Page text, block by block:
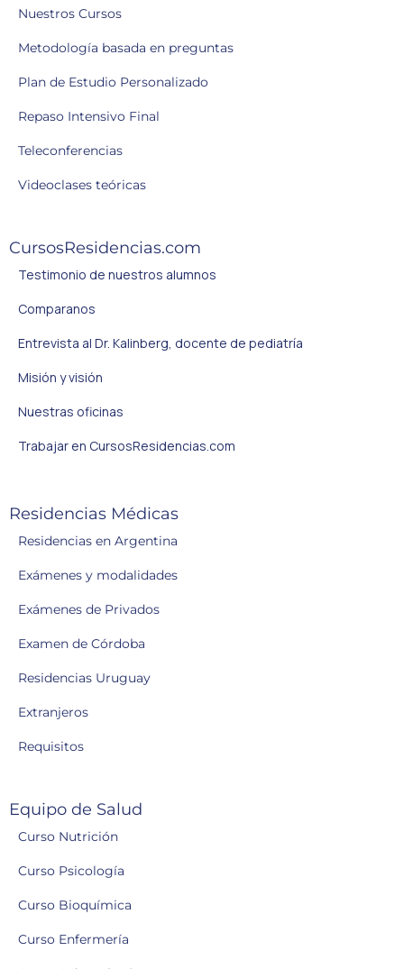
Nuestros Cursos
Metodología basada en preguntas
Plan de Estudio Personalizado
Repaso Intensivo Final
Teleconferencias
Videoclases teóricas
CursosResidencias.com
Testimonio de nuestros alumnos
Comparanos
Entrevista al Dr. Kalinberg, docente de pediatría
Misión y visión
Nuestras oficinas
Trabajar en CursosResidencias.com
Residencias Médicas
Residencias en Argentina
Exámenes y modalidades
Exámenes de Privados
Examen de Córdoba
Residencias Uruguay
Extranjeros
Requisitos
Equipo de Salud
Curso Nutrición
Curso Psicología
Curso Bioquímica
Curso Enfermería